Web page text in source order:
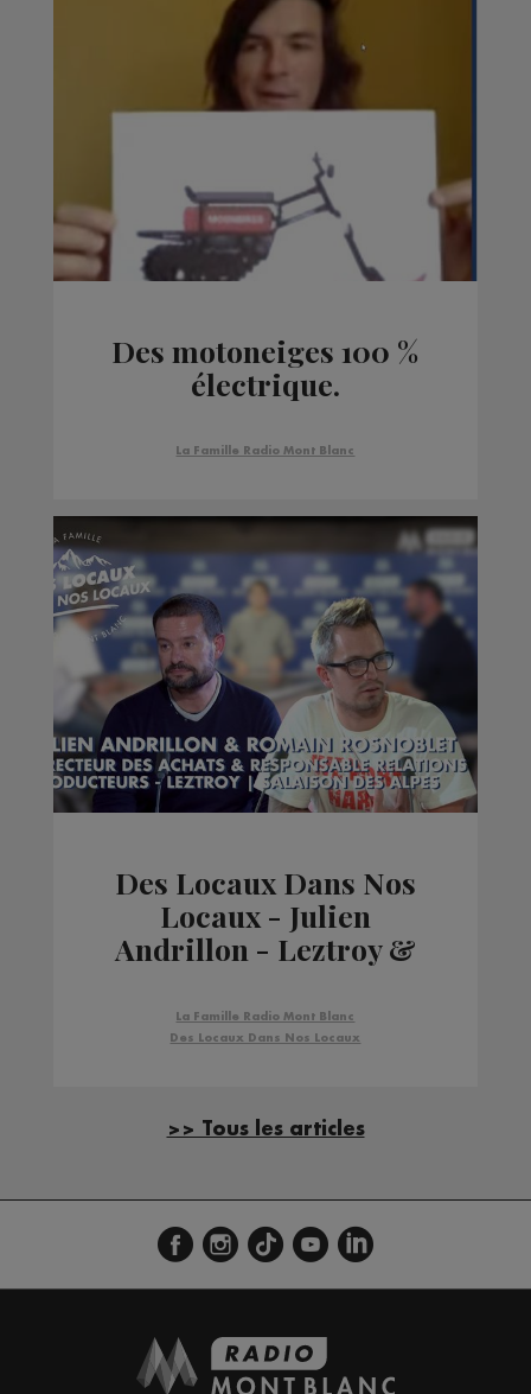
Des motoneiges 100 %
électrique.
La Famille Radio Mont Blanc
Des Locaux Dans Nos
Locaux - Julien
Andrillon - Leztroy &
Salaison des Alpes
La Famille Radio Mont Blanc
Des Locaux Dans Nos Locaux
>> Tous les articles